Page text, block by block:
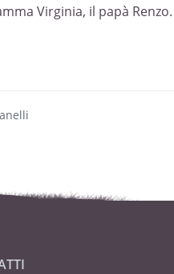
Virginia, il papà Renzo.